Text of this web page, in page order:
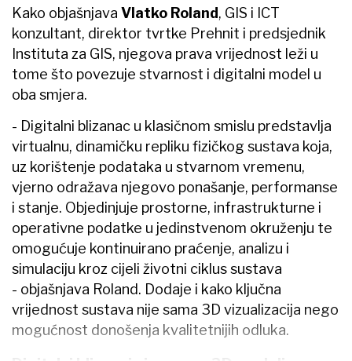
Kako objašnjava Vlatko Roland, GIS i ICT
konzultant, direktor tvrtke Prehnit i predsjednik
Instituta za GIS, njegova prava vrijednost leži u
tome što povezuje stvarnost i digitalni model u
oba smjera.
- Digitalni blizanac u klasičnom smislu predstavlja
virtualnu, dinamičku repliku fizičkog sustava koja,
uz korištenje podataka u stvarnom vremenu,
vjerno odražava njegovo ponašanje, performanse
i stanje. Objedinjuje prostorne, infrastrukturne i
operativne podatke u jedinstvenom okruženju te
omogućuje kontinuirano praćenje, analizu i
simulaciju kroz cijeli životni ciklus sustava
- objašnjava Roland. Dodaje i kako ključna
vrijednost sustava nije sama 3D vizualizacija nego
mogućnost donošenja kvalitetnijih odluka.